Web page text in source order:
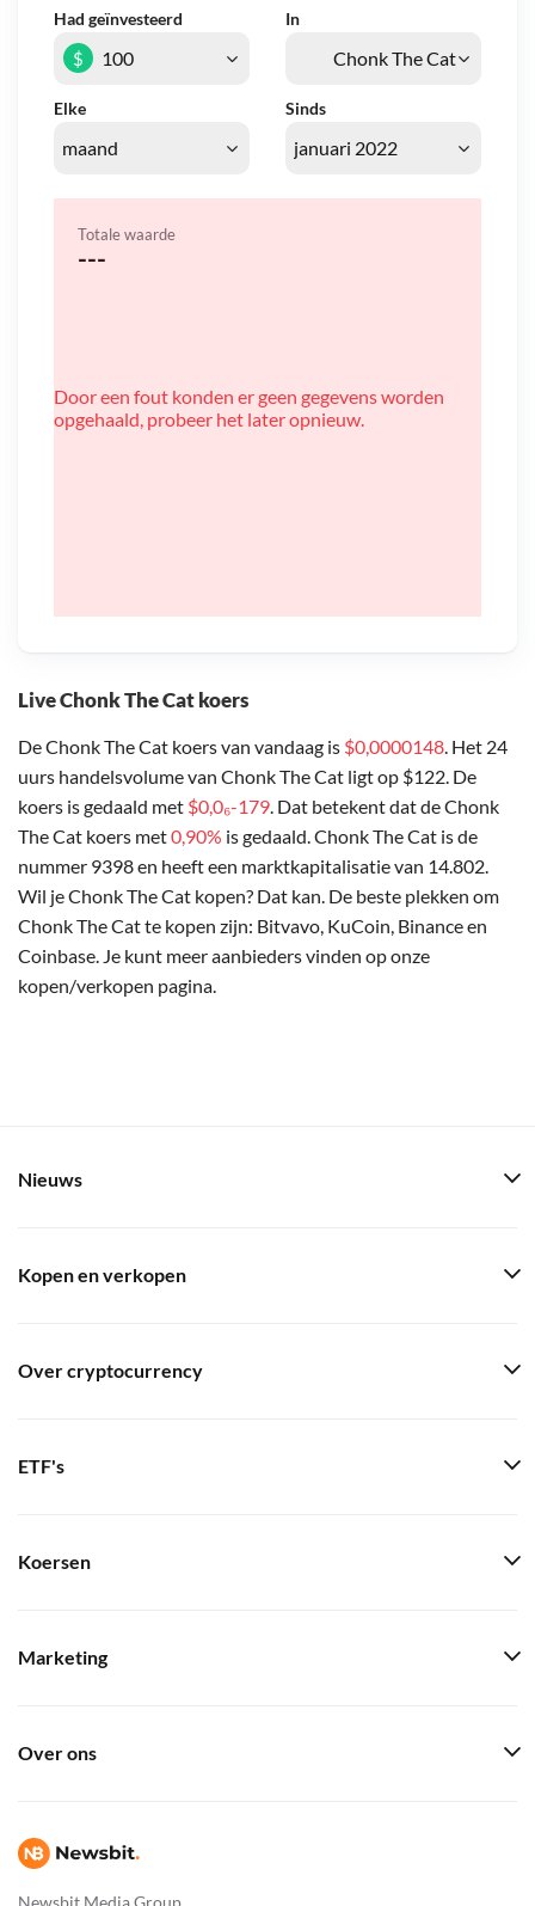
Live Chonk The Cat koers
De Chonk The Cat koers van vandaag is $0,0000148. Het 24
uurs handelsvolume van Chonk The Cat ligt op $122. De
koers is gedaald met $0,0₆-179. Dat betekent dat de Chonk
The Cat koers met0,90% is gedaald. Chonk The Cat is de
nummer 9398 en heeft een marktkapitalisatie van 14.802.
Wil je Chonk The Cat kopen? Dat kan. De beste plekken om
Chonk The Cat te kopen zijn: Bitvavo, KuCoin, Binance en
Coinbase. Je kunt meer aanbieders vinden op onze
kopen/verkopen pagina.
Had geïnvesteerd In
Elke Sinds
$
Totale waarde
---
Door een fout konden er geen gegevens worden
opgehaald, probeer het later opnieuw.
Newsbit Media Group
Nieuws
Kopen en verkopen
Over cryptocurrency
ETF's
Koersen
Marketing
Over ons